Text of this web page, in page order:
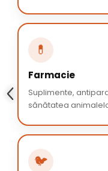
💊
Farmacie
Suplimente,
sănătatea
🐦